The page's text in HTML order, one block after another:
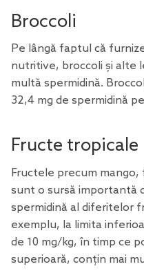
Broccoli
Pe lângă faptul că
nutritive, broccoli și alte
multă spermidină.
32,4 mg de spermidină
Fructe tropicale
Fructele precum mango,
sunt o sursă importantă
spermidină al diferitelor
exemplu, la limita
de 10 mg/kg, în timp ce
superioară, conțin mai